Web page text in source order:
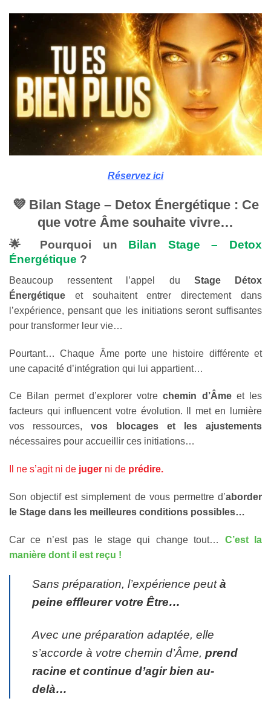
Réservez ici
💜 Bilan Stage – Detox Énergétique : Ce
que votre Âme souhaite vivre…
🌟 Pourquoi un Bilan Stage – Detox
Énergétique ?
Beaucoup ressentent l’appel du Stage Détox
Énergétique et souhaitent entrer directement dans
l’expérience, pensant que les initiations seront suffisantes
pour transformer leur vie…
Pourtant… Chaque Âme porte une histoire différente et
une capacité d’intégration qui lui appartient…
Ce Bilan permet d’explorer votrechemin d’Âmeet les
facteurs qui influencent votre évolution. Il met en lumière
vos ressources, vos blocages et les ajustements
nécessaires pour accueillir ces initiations…
Il ne s’agit ni de juger ni de prédire.
Son objectif est simplement de vous permettre d’aborder
le Stage dans les meilleures conditions possibles…
Car ce n’est pas le stage qui change tout… C’est la
manière dont il est reçu !
Sans préparation, l’expérience peutà
peine effleurer votre Être…
Avec une préparation adaptée, elle
s’accorde à votre chemin d’Âme, prend
racine et continue d’agir bien au-
delà…